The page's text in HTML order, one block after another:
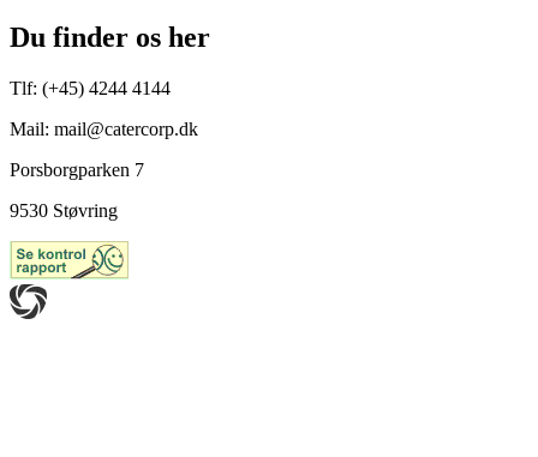
Du finder os her
Tlf: (+45) 4244 4144
Mail: mail@catercorp.dk
Porsborgparken 7
9530 Støvring